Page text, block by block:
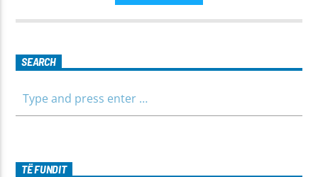
ekonominë, si dhe rubrika të veçanta për sportin dhe
parashikimin e motit. Qëndroni me ne për informim të saktë,
SEARCH
TË FUNDIT